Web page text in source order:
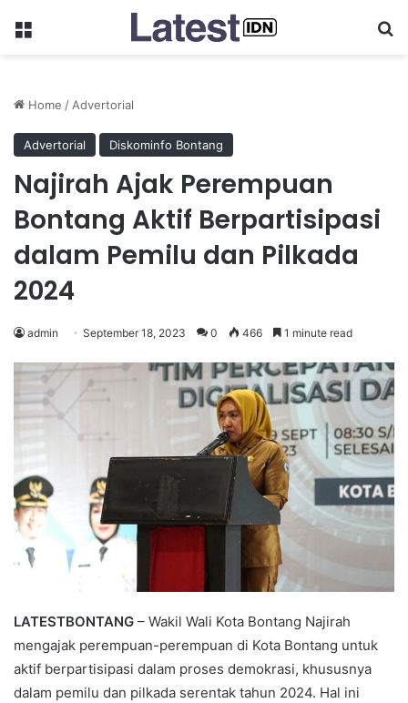
Menu
Home /Advertorial
Advertorial Diskominfo Bontang
Najirah Ajak Perempuan
Bontang Aktif Berpartisipasi
dalam Pemilu dan Pilkada
2024
admin September 18, 2023 0 466 1 minute read
LATESTBONTANG – Wakil Wali Kota Bontang Najirah
mengajak perempuan-perempuan di Kota Bontang untuk
aktif berpartisipasi dalam proses demokrasi, khususnya
dalam pemilu dan pilkada serentak tahun 2024. Hal ini